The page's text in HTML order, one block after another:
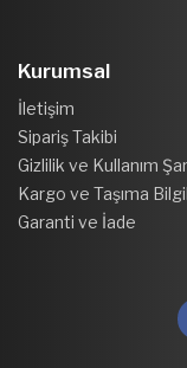
Kurumsal
İletişim
Sipariş Takibi
Gizlilik ve Kullanım
Kargo ve Taşıma
Garanti ve İade